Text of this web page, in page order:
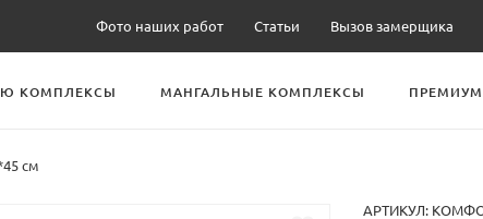
Фото наших работ Статьи Вызов замерщика
КОМПЛЕКСЫ МАНГАЛЬНЫЕ КОМПЛЕКСЫ ПРЕМИУМ
см
АРТИКУЛ: